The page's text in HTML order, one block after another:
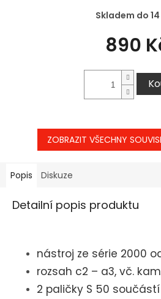
Skladem do
890
ZOBRAZIT VŠECHNY
Popis Diskuze
Detailní popis produktu
nástroj ze série 2000
rozsah c2 – a3, vč.
2 paličky S 50